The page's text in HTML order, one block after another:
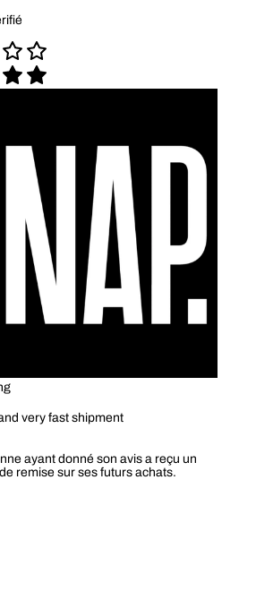
very fast shipment
ayant donné son avis a reçu un
remise sur ses futurs achats.